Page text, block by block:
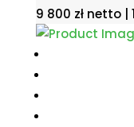
9 800 zł netto |